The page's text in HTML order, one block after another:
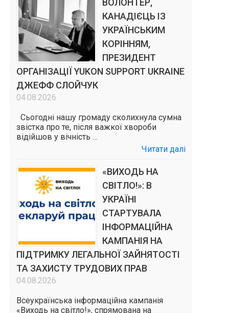
ВОЛОНТЕР,
КАНАДІЄЦЬ ІЗ
УКРАЇНСЬКИМ
КОРІННЯМ,
ПРЕЗИДЕНТ
ОРГАНІЗАЦІЇ YUKON SUPPORT UKRAINE
ДЖЕФФ СЛОЙЧУК
04.08.2026
Сьогодні нашу громаду сколихнула сумна
звістка про те, після важкої хвороби
відійшов у вічність …
Читати далі
«ВИХОДЬ НА
СВІТЛО!»: В
УКРАЇНІ
СТАРТУВАЛА
ІНФОРМАЦІЙНА
КАМПАНІЯ НА
ПІДТРИМКУ ЛЕГАЛЬНОЇ ЗАЙНЯТОСТІ
ТА ЗАХИСТУ ТРУДОВИХ ПРАВ
04.08.2026
Всеукраїнська інформаційна кампанія
«Виходь на світло!», спрямована на